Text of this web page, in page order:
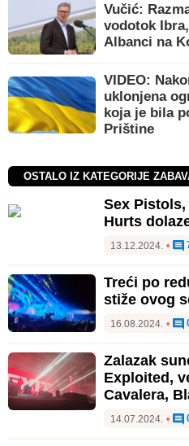
Vučić:
vodotok
Albanci na
VIDEO:
uklonjena
koja je bila
Prištine
OSTALO IZ KATEGORIJE
Sex
Hurts
13.12.2024. •
Treći po
stiže ovog
16.08.2024. •
Zalazak
Exploited,
Cavalera,
14.07.2024. •